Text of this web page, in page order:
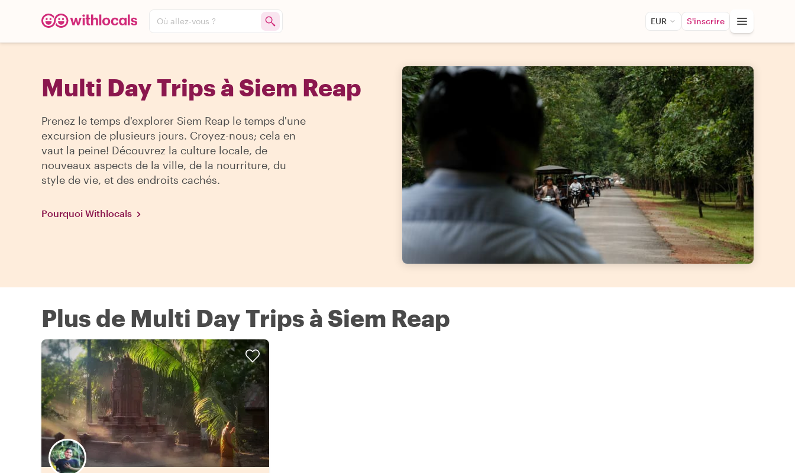
Où allez-vous ? EUR S'inscrire
Multi Day Trips à Siem Reap
Prenez le temps d'explorer Siem Reap le temps d'une
excursion de plusieurs jours. Croyez-nous; cela en
vaut la peine! Découvrez la culture locale, de
nouveaux aspects de la ville, de la nourriture, du
style de vie, et des endroits cachés.
Pourquoi Withlocals
Plus de Multi Day Trips à Siem Reap